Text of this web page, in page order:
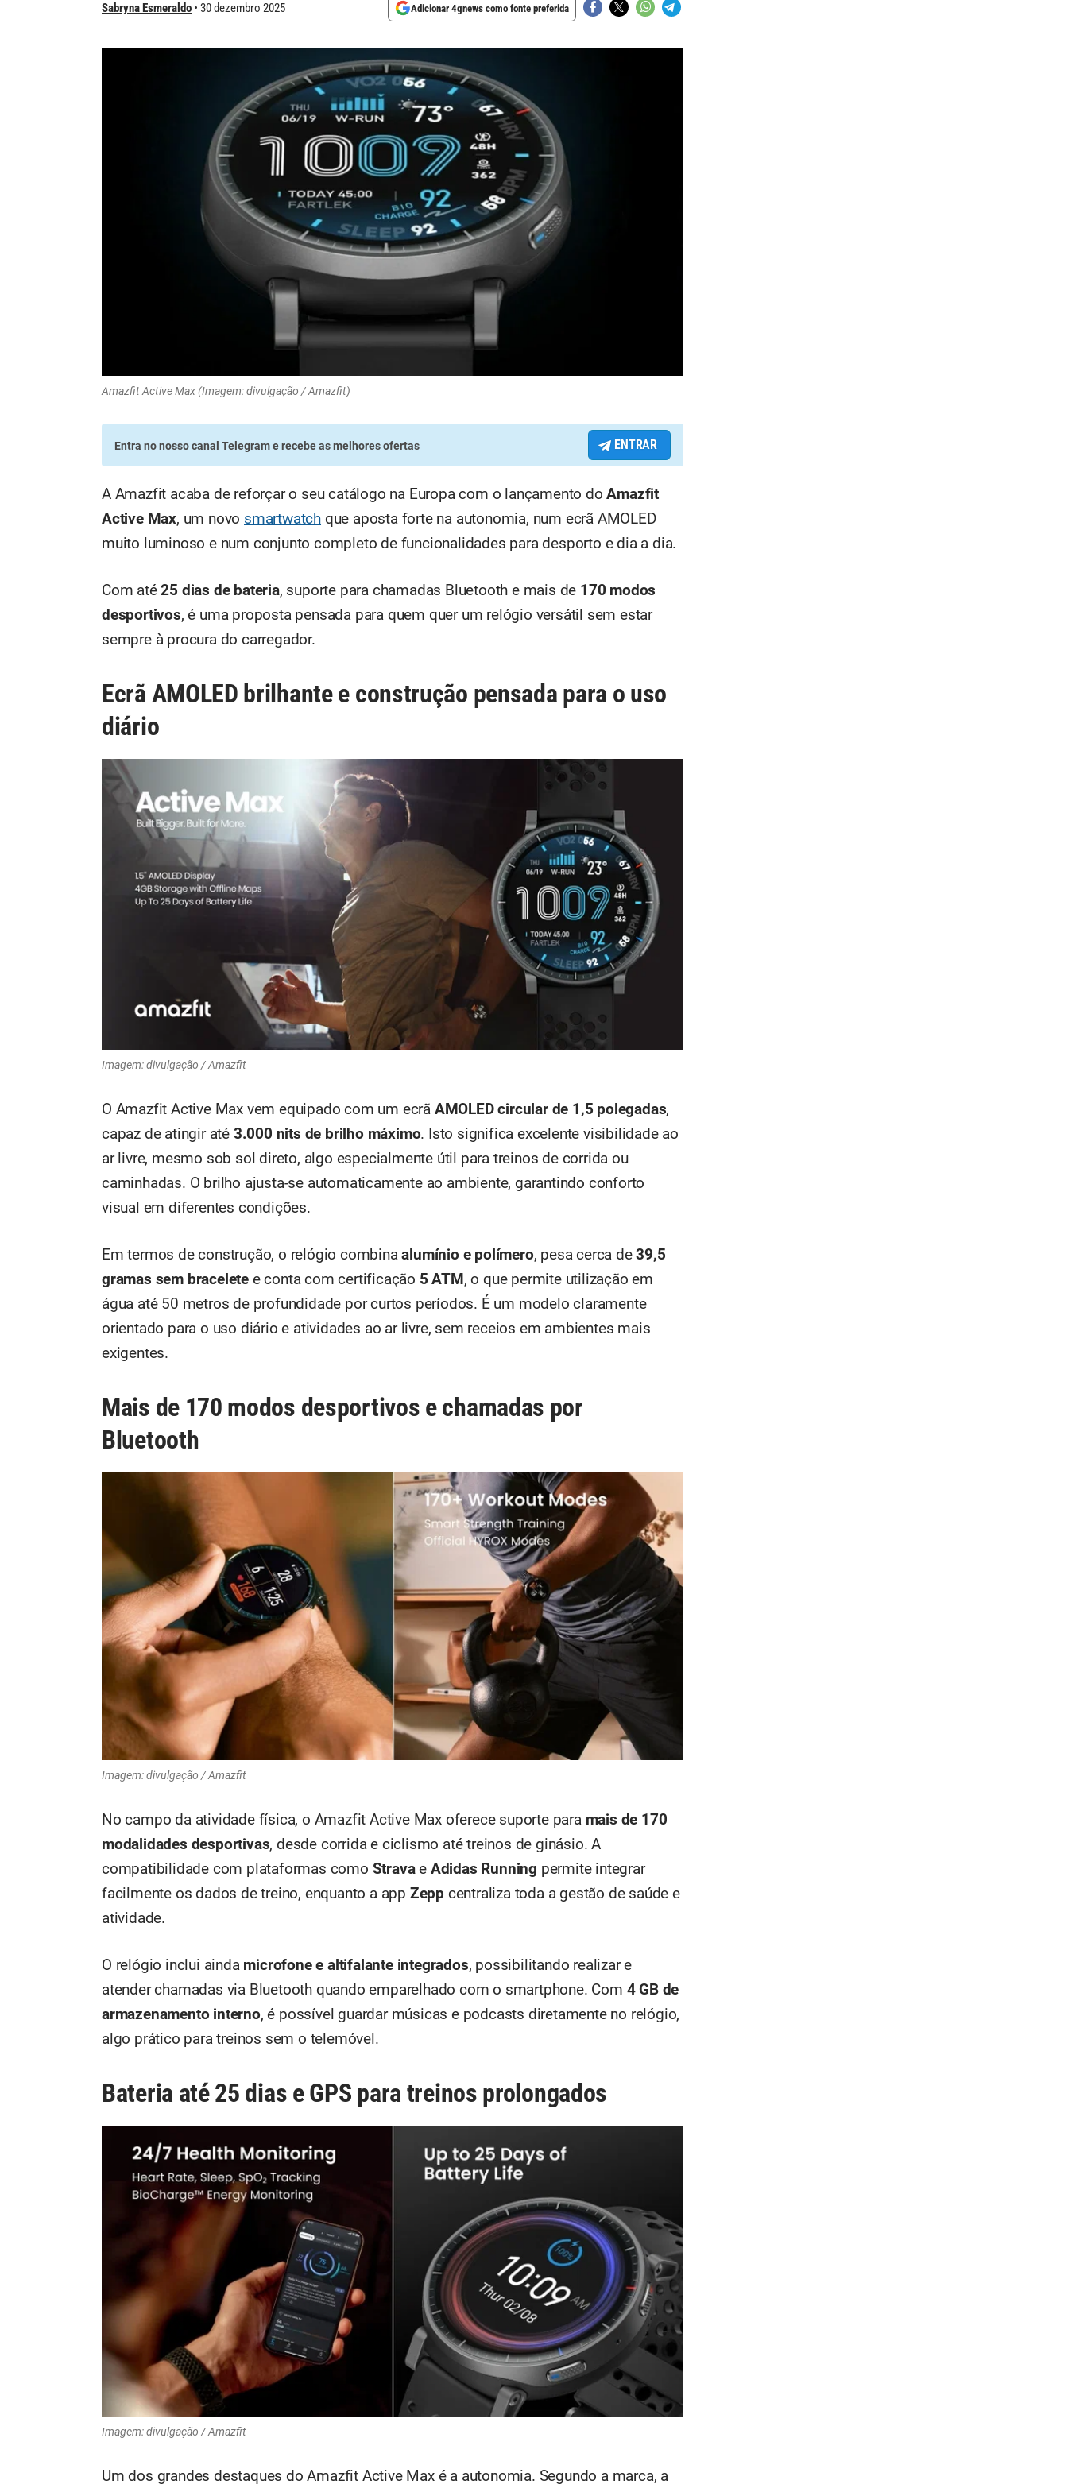
Sabryna Esmeraldo 30 dezembro 2025 Adicionar 4gnews como fonte preferida
Amazfit Active Max (Imagem: divulgação / Amazfit)
Entra no nosso canal Telegrame recebe as melhores ofertas ENTRAR
A Amazfit acaba de reforçar o seu catálogo na Europa com o lançamento doAmazfit
Active Max, um novo smartwatch que aposta forte na autonomia, num ecrã AMOLED
muito luminoso e num conjunto completo de funcionalidades para desporto e dia a dia.
Com até25 dias de bateria, suporte para chamadas Bluetooth e mais de 170 modos
desportivos, é uma proposta pensada para quem quer um relógio versátil sem estar
sempre à procura do carregador.
Ecrã AMOLED brilhante e construção pensada para o uso
diário
Imagem: divulgação / Amazfit
O Amazfit Active Max vem equipado com um ecrã AMOLED circular de 1,5 polegadas,
capaz de atingir até 3.000 nits de brilho máximo. Isto significa excelente visibilidade ao
ar livre, mesmo sob sol direto, algo especialmente útil para treinos de corrida ou
caminhadas. O brilho ajusta-se automaticamente ao ambiente, garantindo conforto
visual em diferentes condições.
Em termos de construção, o relógio combinaalumínio e polímero, pesa cerca de39,5
gramas sem bracelete e conta com certificação 5 ATM, o que permite utilização em
água até 50 metros de profundidade por curtos períodos. É um modelo claramente
orientado para o uso diário e atividades ao ar livre, sem receios em ambientes mais
exigentes.
Mais de 170 modos desportivos e chamadas por
Bluetooth
Imagem: divulgação / Amazfit
No campo da atividade física, o Amazfit Active Max oferece suporte para mais de 170
modalidades desportivas, desde corrida e ciclismo até treinos de ginásio. A
compatibilidade com plataformas como Stravae Adidas Running permite integrar
facilmente os dados de treino, enquanto a app Zepp centraliza toda a gestão de saúde e
atividade.
O relógio inclui ainda microfone e altifalante integrados, possibilitando realizar e
atender chamadas via Bluetooth quando emparelhado com o smartphone. Com 4 GB de
armazenamento interno, é possível guardar músicas e podcasts diretamente no relógio,
algo prático para treinos sem o telemóvel.
Bateria até 25 dias e GPS para treinos prolongados
Imagem: divulgação / Amazfit
Um dos grandes destaques do Amazfit Active Max é a autonomia. Segundo a marca, a